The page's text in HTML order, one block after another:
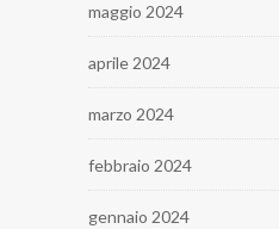
maggio 2024
aprile 2024
marzo 2024
febbraio 2024
gennaio 2024